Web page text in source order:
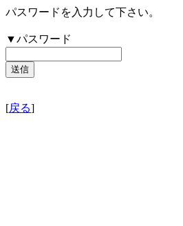
パスワードを入力して下さい。
▼パスワード
[戻る]